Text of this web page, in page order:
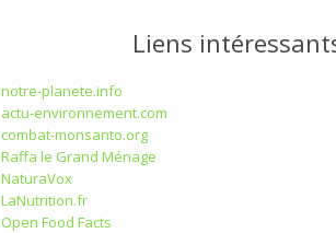
Liens
notre-planete.info
actu-environnement.com
combat-monsanto.org
Raffa le Grand Ménage
NaturaVox
LaNutrition.fr
Open Food Facts